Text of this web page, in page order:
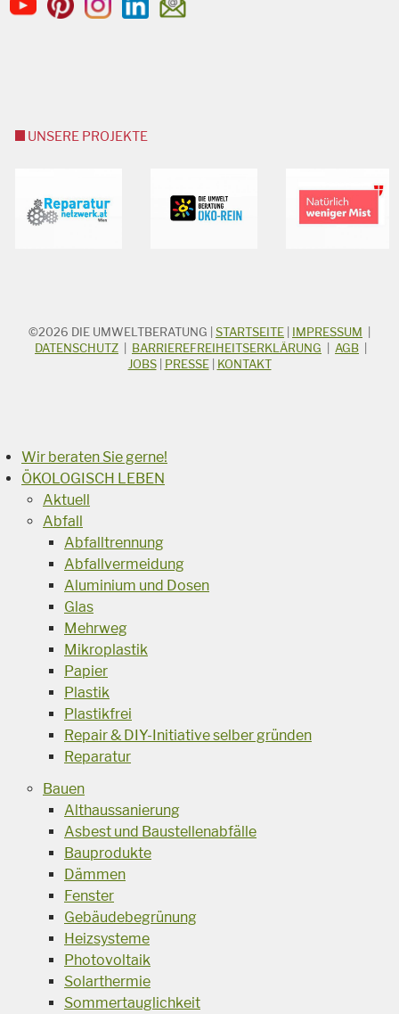
UNSERE PROJEKTE
STICHWORTSUCHE
Suchbegriff
©2026 DIE UMWELTBERATUNG STARTSEITE IMPRESSUM
DATENSCHUTZ
BARRIEREFREIHEITSERKLÄRUNG AGB
JOBS| PRESSE| KONTAKT
Wir beraten Sie gerne!
ÖKOLOGISCH LEBEN
Aktuell
Abfall
Abfalltrennung
Abfallvermeidung
Aluminium und Dosen
Glas
Mehrweg
Mikroplastik
Papier
Plastik
Plastikfrei
Repair & DIY-Initiative selber gründen
Reparatur
Bauen
Althaussanierung
Asbest und Baustellenabfälle
Bauprodukte
Dämmen
Fenster
Gebäudebegrünung
Heizsysteme
Photovoltaik
Solarthermie
Sommertauglichkeit